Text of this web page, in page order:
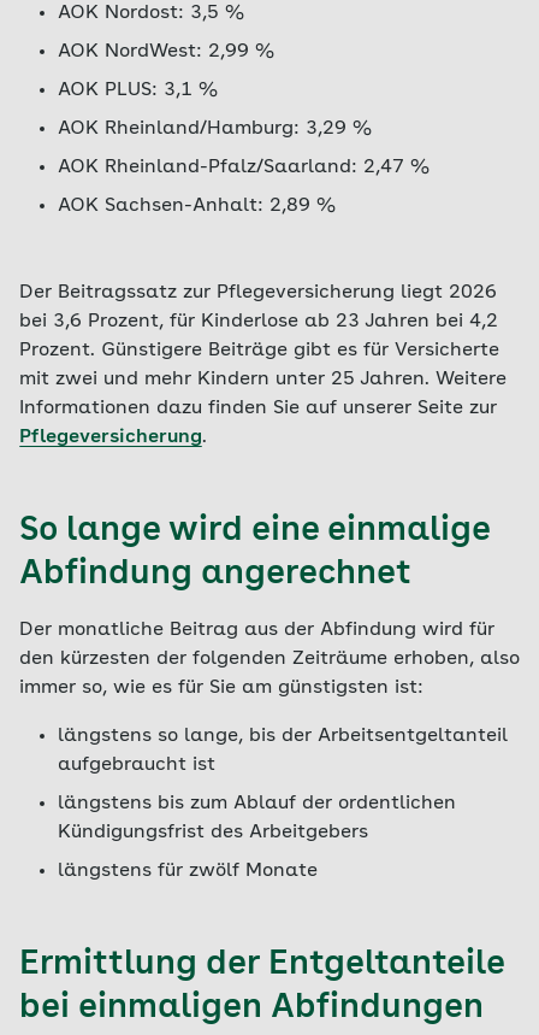
AOK Nordost: 3,5 %
AOK NordWest: 2,99 %
AOK PLUS: 3,1 %
AOK Rheinland/Hamburg: 3,29 %
AOK Rheinland-Pfalz/Saarland: 2,47 %
AOK Sachsen-Anhalt: 2,89 %
Der Beitragssatz zur Pflegeversicherung liegt 2026
bei 3,6 Prozent, für Kinderlose ab 23 Jahren bei 4,2
Prozent. Günstigere Beiträge gibt es für Versicherte
mit zwei und mehr Kindern unter 25 Jahren. Weitere
Informationen dazu finden Sie auf unserer Seite zur
Pflegeversicherung.
So lange wird eine einmalige
Abfindung angerechnet
Der monatliche Beitrag aus der Abfindung wird für
den kürzesten der folgenden Zeiträume erhoben, also
immer so, wie es für Sie am günstigsten ist:
längstens so lange, bis der Arbeitsentgeltanteil
aufgebraucht ist
längstens bis zum Ablauf der ordentlichen
Kündigungsfrist des Arbeitgebers
längstens für zwölf Monate
Ermittlung der Entgeltanteile
bei einmaligen Abfindungen